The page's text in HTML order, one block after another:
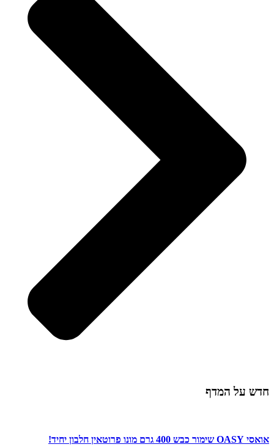
חדש על המדף
אואסי OASY שימור כבש 400 גרם מונו פרוטאין חלבון יחיד!